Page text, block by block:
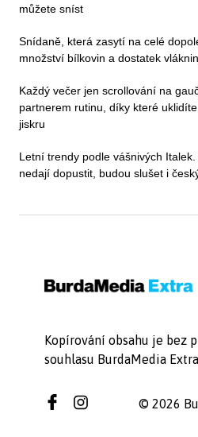
můžete sníst
Snídaně, která zasytí na celé
množství bílkovin a dostatek
Každý večer jen scrollování na
partnerem rutinu, díky které
jiskru
Letní trendy podle vášnivých
nedají dopustit, budou slušet i
Kopírování obsahu je bez
souhlasu BurdaMedia
© 2026